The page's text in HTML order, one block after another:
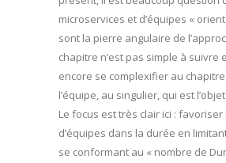
microservices et d’équipes «
sont la pierre angulaire de
chapitre n’est pas simple à suivre
encore se complexifier au chapitre
l’équipe, au singulier, qui est
Le focus est très clair ici :
d’équipes dans la durée en
se conformant au « nombre de